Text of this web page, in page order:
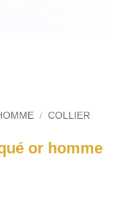
/ COLLIER
or homme